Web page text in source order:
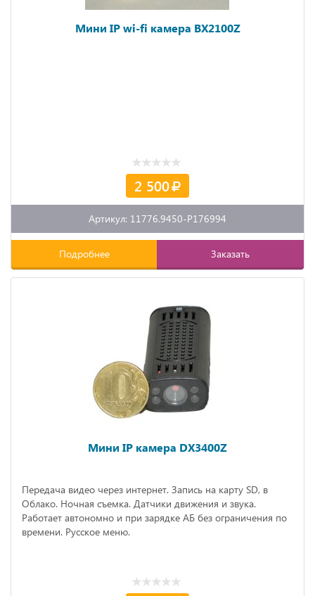
Мини IP wi-fi камера BX2100Z
2 500
Артикул: 11776.9450-P176994
Подробнее Заказать
Мини IP камера DX3400Z
Передача видео через интернет. Запись на карту SD, в
Облако. Ночная съемка. Датчики движения и звука.
Работает автономно и при зарядке АБ без ограничения по
времени. Русское меню.